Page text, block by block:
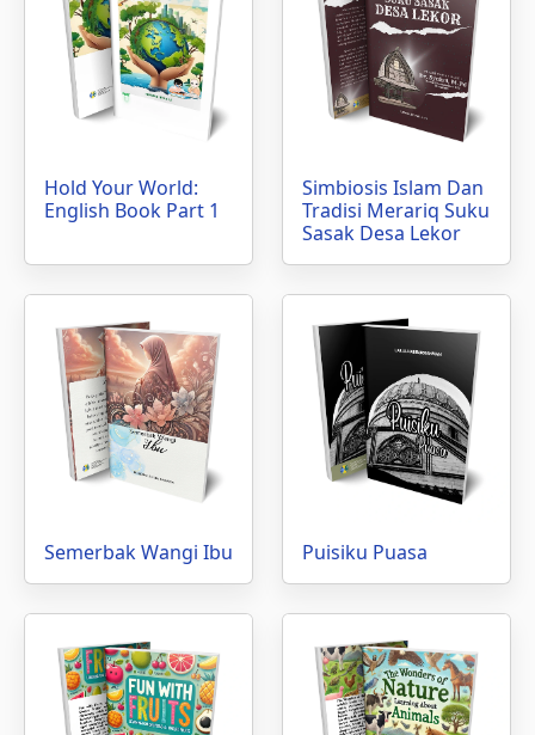
Hold Your World:
English Book Part 1
Simbiosis Islam Dan
Tradisi Merariq Suku
Sasak Desa Lekor
Semerbak Wangi Ibu Puisiku Puasa